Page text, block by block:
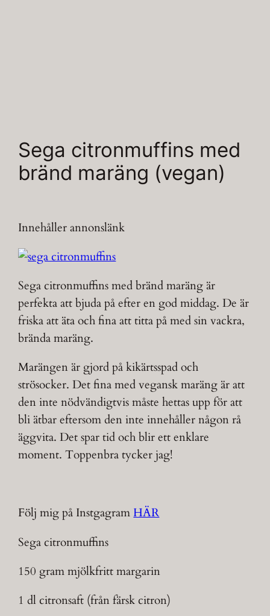
Sega citronmuffins med
bränd maräng (vegan)
Innehåller annonslänk
Sega citronmuffins med bränd maräng är
perfekta att bjuda på efter en god middag. De är
friska att äta och fina att titta på med sin vackra,
brända maräng.
Marängen är gjord på kikärtsspad och
strösocker. Det fina med vegansk maräng är att
den inte nödvändigtvis måste hettas upp för att
bli ätbar eftersom den inte innehåller någon rå
äggvita. Det spar tid och blir ett enklare
moment. Toppenbra tycker jag!
Följ mig på InstgagramHÄR
Sega citronmuffins
150 gram mjölkfritt margarin
1 dl citronsaft (från färsk citron)